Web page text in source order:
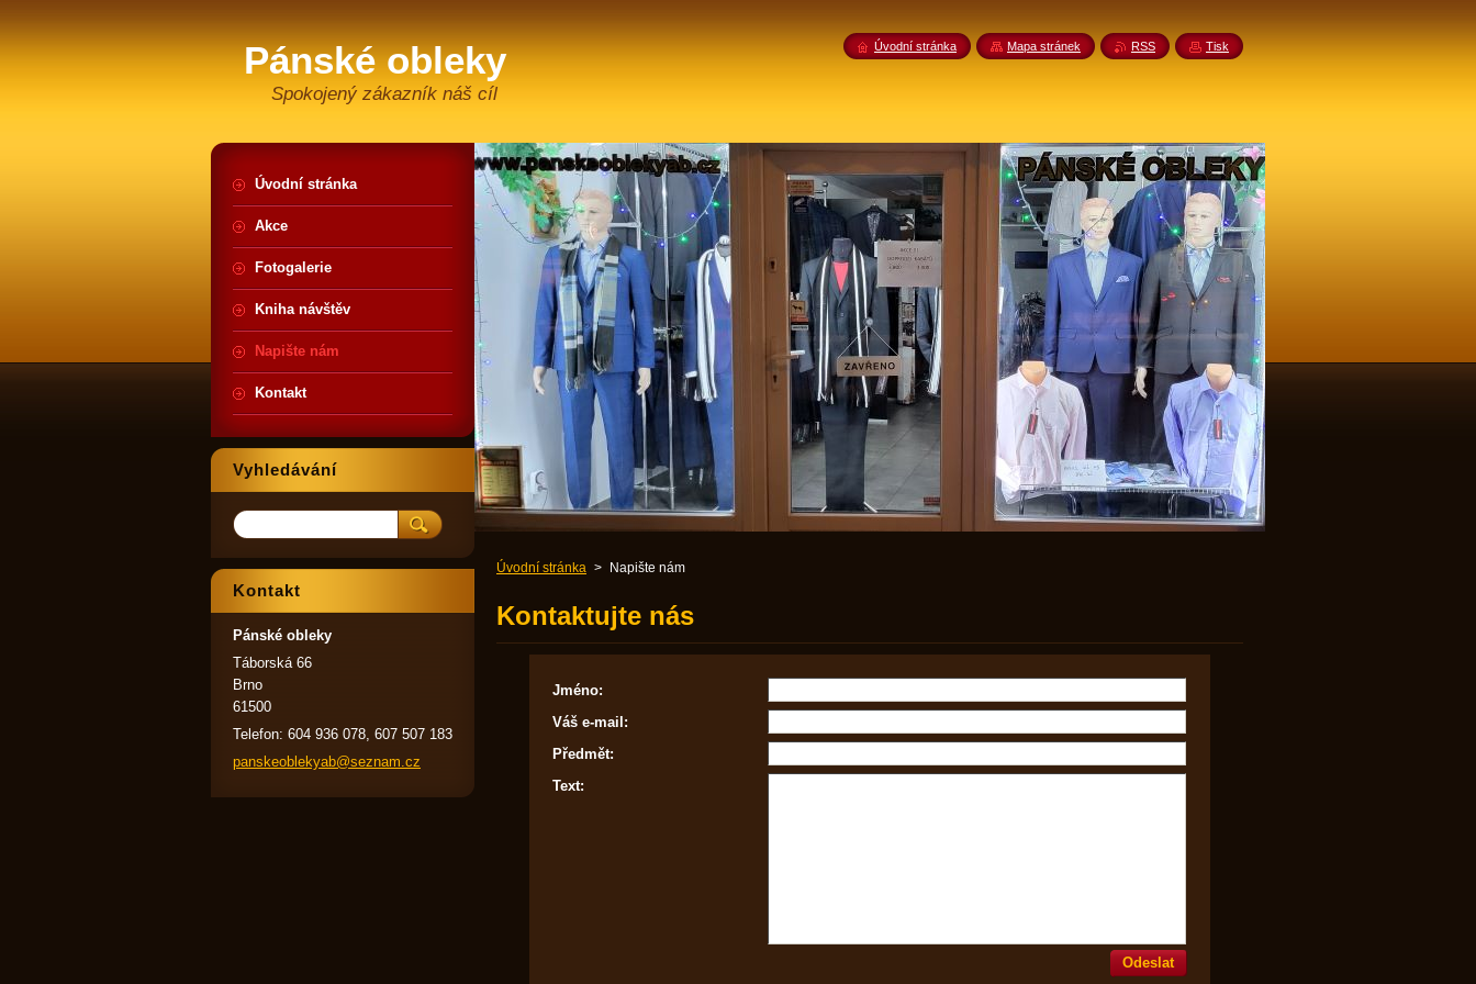
Pánské obleky
Spokojený zákazník náš cíl
Úvodní stránka > Napište nám
Kontaktujte nás
Jméno:
Váš e-mail:
Předmět:
Text:
Odeslat
Úvodní stránka
Akce
Fotogalerie
Kniha návštěv
Napište nám
Kontakt
Vyhledávání
Kontakt
Pánské obleky
Táborská 66
Brno
61500
Telefon: 604 936 078, 607 507 183
panskeob lekyab@seznam.cz
Úvodní stránka Mapa stránek RSS Tisk